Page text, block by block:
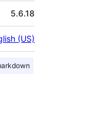
5.6.18
(US)